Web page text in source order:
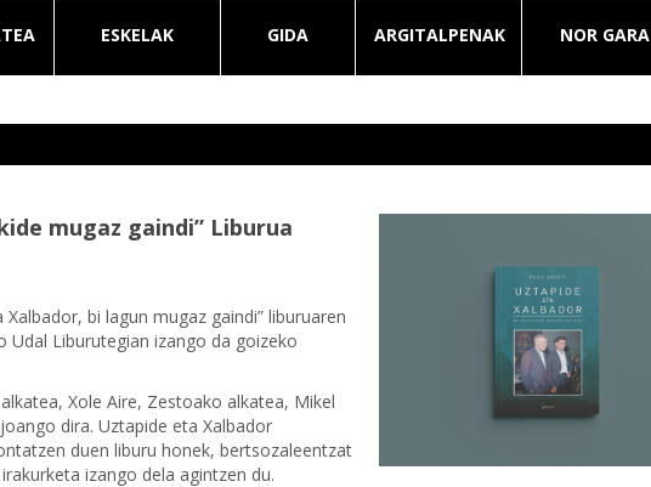
ESKELAK GIDA ARGITALPENAK NOR GARA
mugaz gaindi” Liburua
bi lagun mugaz gaindi” liburuaren
Udal Liburutegian izango da goizeko
Xole Aire, Zestoako alkatea, Mikel
dira. Uztapide eta Xalbador
duen liburu honek, bertsozaleentzat
izango dela agintzen du.